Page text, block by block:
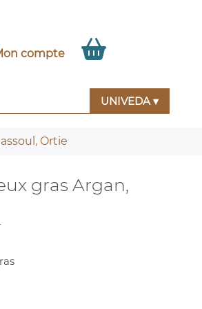
compte
UNIVEDA ▾
Ortie
gras Argan,